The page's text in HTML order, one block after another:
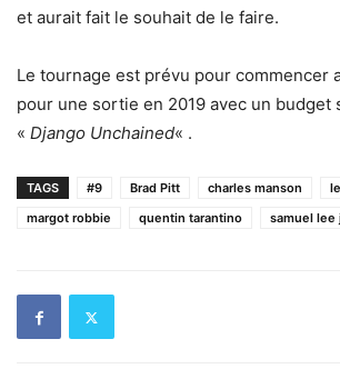
et aurait fait le souhait de le faire.
Le tournage est prévu pour commencer
pour une sortie en 2019 avec un budget
« Django Unchained« .
TAGS #9 Brad Pitt charles manson
margot robbie
quentin tarantino samuel lee